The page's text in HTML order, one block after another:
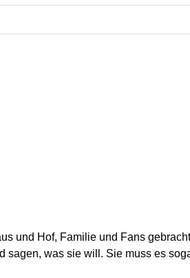
und Hof, Familie und Fans
sagen, was sie will. Sie muss es